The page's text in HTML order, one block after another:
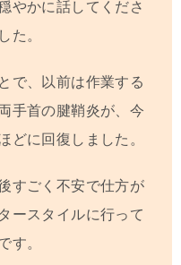
やかに話してくださ
た。
で、以前は作業する
手首の腱鞘炎が、今
どに回復しました。
すごく不安で仕方が
ースタイルに行って
す。